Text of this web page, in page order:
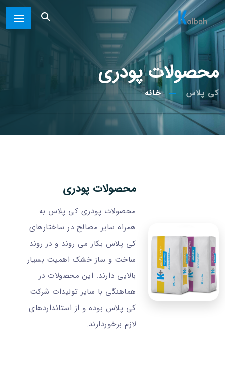
محصولات پودری
خانه کی پلاس
محصولات پودری
محصولات پودری کی پلاس به
همراه سایر مصالح در ساختارهای
کی پلاس بکار می روند و در روند
ساخت و ساز خشک اهمیت بسیار
بالایی دارند. این محصولات در
هماهنگی با سایر تولیدات شرکت
کی پلاس بوده و از استانداردهای
لازم برخوردارند.